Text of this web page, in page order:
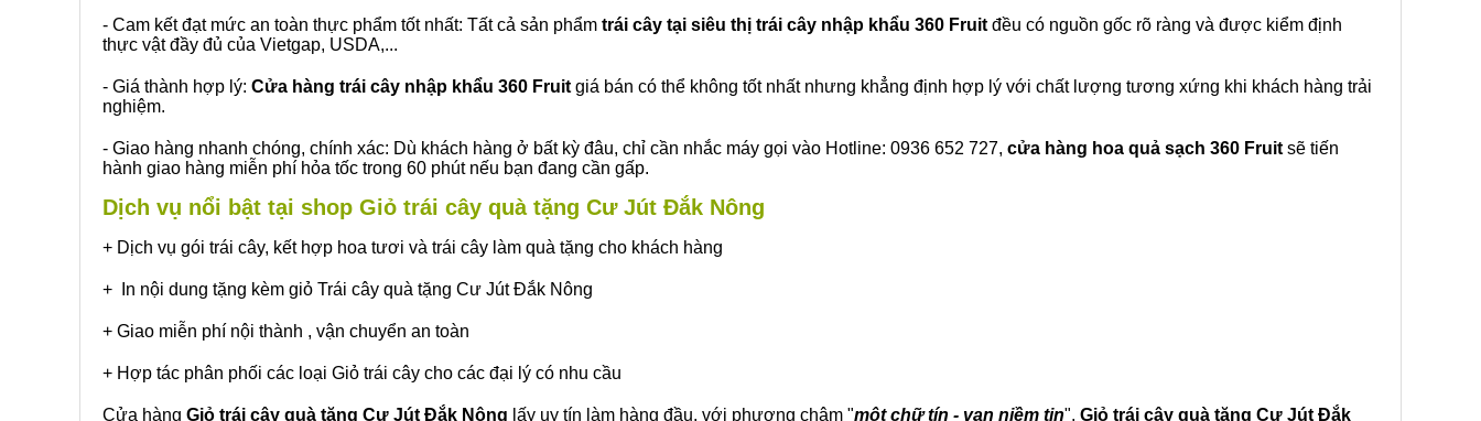
- Cam kết đạt mức an toàn thực phẩm tốt nhất: Tất cả sản phẩm trái cây tại siêu thị trái cây nhập khẩu 360 Fruit đều có nguồn gốc rõ ràng và được kiểm định
thực vật đầy đủ của Vietgap, USDA,...
- Giá thành hợp lý: Cửa hàng trái cây nhập khẩu 360 Fruit giá bán có thể không tốt nhất nhưng khẳng định hợp lý với chất lượng tương xứng khi khách hàng trải
nghiệm.
- Giao hàng nhanh chóng, chính xác: Dù khách hàng ở bất kỳ đâu, chỉ cần nhắc máy gọi vào Hotline: 0936 652 727, cửa hàng hoa quả sạch 360 Fruit sẽ tiến
hành giao hàng miễn phí hỏa tốc trong 60 phút nếu bạn đang cần gấp.
Dịch vụ nổi bật tại shop Giỏ trái cây quà tặng Cư Jút Đắk Nông
+ Dịch vụ gói trái cây, kết hợp hoa tươi và trái cây làm quà tặng cho khách hàng
+ In nội dung tặng kèm giỏ Trái cây quà tặng Cư Jút Đắk Nông
+ Giao miễn phí nội thành , vận chuyển an toàn
+ Hợp tác phân phối các loại Giỏ trái cây cho các đại lý có nhu cầu
Cửa hàng Giỏ trái cây quà tặng Cư Jút Đắk Nông lấy uy tín làm hàng đầu, với phương châm "một chữ tín - vạn niềm tin", Giỏ trái cây quà tặng Cư Jút Đắk